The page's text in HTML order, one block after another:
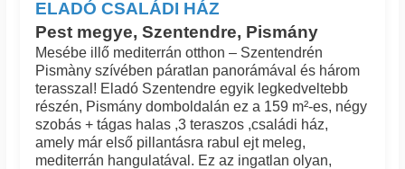
ELADÓ CSALÁDI HÁZ
Pest megye, Szentendre, Pismány
Mesébe illő mediterrán otthon – Szentendrén
Pismàny szívében páratlan panorámával és három
terasszal! Eladó Szentendre egyik legkedveltebb
részén, Pismány domboldalán ez a 159 m²-es, négy
szobás + tágas halas ,3 teraszos ,családi ház,
amely már első pillantásra rabul ejt meleg,
mediterrán hangulatával. Ez az ingatlan olyan,